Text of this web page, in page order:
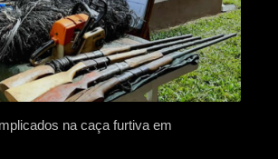
na caça furtiva em